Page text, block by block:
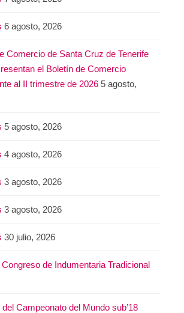
6 agosto, 2026
Comercio de Santa Cruz de Tenerife
el Boletín de Comercio
al II trimestre de 2026 5 agosto,
5 agosto, 2026
4 agosto, 2026
3 agosto, 2026
3 agosto, 2026
30 julio, 2026
de Indumentaria Tradicional
Campeonato del Mundo sub’18